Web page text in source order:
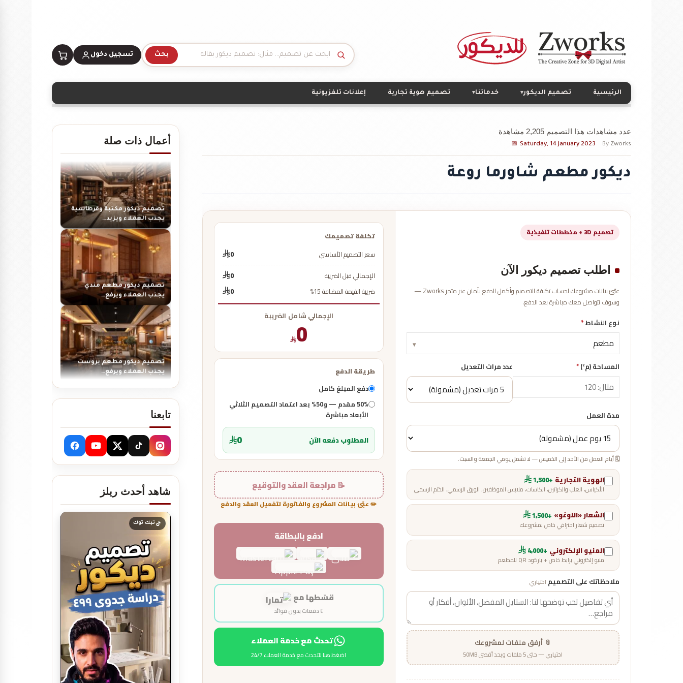
تسجيل دخول بحث
الرئيسية تصميم الديكور▾ خدماتنا▾ تصميم هوية تجارية إعلانات تلفزيونية
عدد مشاهدات هذا التصميم 2,205 مشاهدة
Saturday, 14 January 2023 By Zworks
ديكور مطعم شاورما روعة
تصميم 3D + مخططات تنفيذية
اطلب تصميم ديكور الآن
عبّئ بيانات مشروعك لحساب تكلفة التصميم وأكمل الدفع بأمان عبر متجر Zworks —
وسوف نتواصل معك مباشرة بعد الدفع.
نوع النشاط*
▾
المساحة (م²) * عدد مرات التعديل
مدة العمل
🗓️ أيام العمل من الأحد إلى الخميس — لا تشمل يومي الجمعة والسبت.
الهوية التجارية +1,500
الأكياس، العلب والكراتين، الكاسات، ملابس الموظفين، الورق الرسمي، الختم الرسمي
الشعار «اللوغو» +1,500
تصميم شعار احترافي خاص بمشروعك
المنيو الإلكتروني +4,000
منيو إلكتروني برابط خاص + باركود QR للمطعم
ملاحظاتك على التصميم اختياري
📎 أرفق ملفات لمشروعك
اختياري — حتى 5 ملفات وبحد أقصى 50MB
تكلفة تصميمك
سعر التصميم الأساسي
0
الإجمالي قبل الضريبة
0
ضريبة القيمة المضافة 15%
0
الإجمالي شامل الضريبة
0
طريقة الدفع
دفع المبلغ كامل
50% مقدم — و50% بعد اعتماد التصميم الثلاثي
الأبعاد مباشرة
المطلوب دفعه الآن 0
📝 مراجعة العقد والتوقيع
✏️ عبّئ بيانات المشروع والفاتورة لتفعيل العقد والدفع
ادفع بالبطاقة
قسّطها مع
٤ دفعات بدون فوائد
تحدث مع خدمة العملاء
اضغط هنا للتحدث مع خدمة العملاء 24/7
أعمال ذات صلة
تصميم ديكور محل ألعاب أطفال
تصميم ديكور مكتبة وقرطاسية
يجذب العملاء ويزيد…
تصميم ديكور مطعم مندي
يجذب العملاء ويرفع…
تصميم ديكور مطعم بروست
يجذب العملاء ويرفع…
تصميم ديكور مطعم شاورما
يجذب العملاء ويرفع…
تصميم ديكور مطعم برجر يجذب
العملاء ويرفع…
تصميم ديكور مطعم مندي
عصري يجذب الزبائن…
تصميم ديكور كوفي شوب مودرن
| أفكار…
تابعنا
شاهد أحدث ريلز
تيك توك